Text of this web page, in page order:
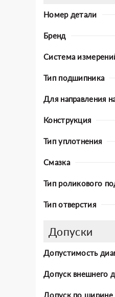
Номер детали
Бренд
Система
Тип подшипника
Для направления
Конструкция
Тип уплотнения
Смазка
Тип роликового
Тип отверстия
Допуски
Допустимость
Допуск внешнего
Допуск по ширине